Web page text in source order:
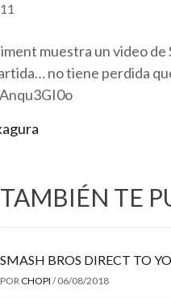
muestra un video de
no tiene perdida
TAMBIÉN TE
SMASH BROS DIRECT TO
POR CHOPI / 06/08/2018